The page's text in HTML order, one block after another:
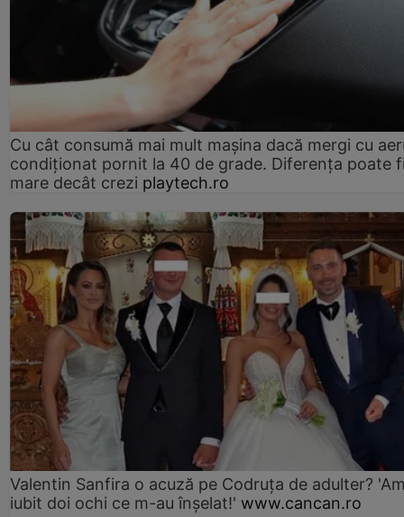
Cu cât consumă mai mult mașina dacă mergi cu
condiționat pornit la 40 de grade. Diferența poate
mare decât crezi playtech.ro
Valentin Sanfira o acuză pe Codruța de adulter?
iubit doi ochi ce m-au înșelat!' www.cancan.ro